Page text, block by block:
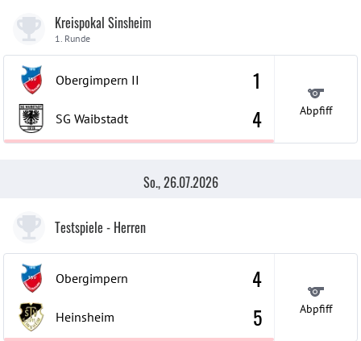
Kreispokal Sinsheim
1. Runde
Obergimpern II
SG Waibstadt
1
4
Abpfiff
So., 26.07.2026
Testspiele - Herren
Obergimpern
Heinsheim
4
5
Abpfiff